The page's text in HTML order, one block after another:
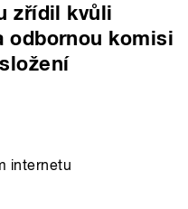
zřídil kvůli
odbornou komisi
internetu